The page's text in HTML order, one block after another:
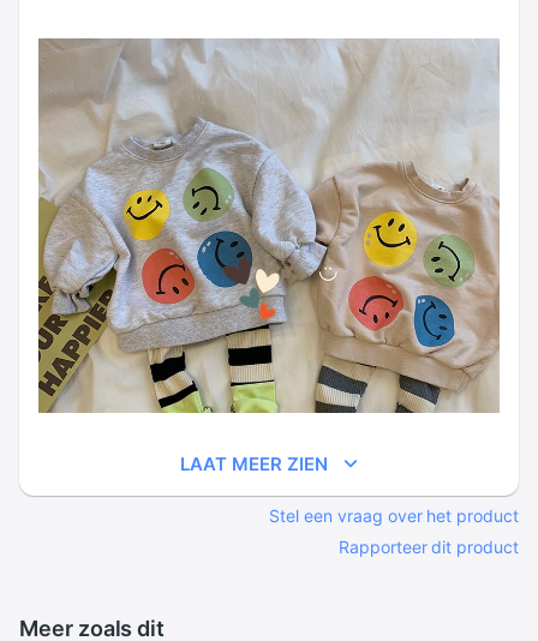
LAAT MEER ZIEN
Stel een vraag over het product
Rapporteer dit product
Meer zoals dit